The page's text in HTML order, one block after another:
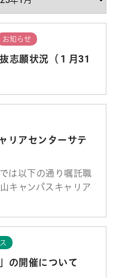
お知らせ
志願状況（１月31
リアセンターサテ
は以下の通り嘱託職
キャンパスキャリア
の開催について